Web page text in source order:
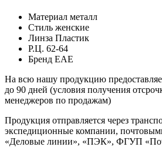
Материал металл
Стиль женские
Линза Пластик
Р.Ц. 62-64
Бренд ЕАЕ
На всю нашу продукцию
до 90 дней (условия получения
менеджеров по продажам)
Продукция отправляется через
экспедиционные компании,
«Деловые линии», «ПЭК», ФГУП